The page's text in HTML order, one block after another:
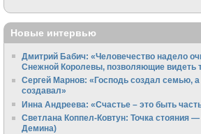
Новые интервью
Дмитрий Бабич: «Человечество надело
Снежной Королевы, позволяющие видеть
Сергей Марнов: «Господь создал семью, а
создавал»
Инна Андреева: «Счастье – это быть
Светлана Коппел-Ковтун: Точка стояния —
Демина)